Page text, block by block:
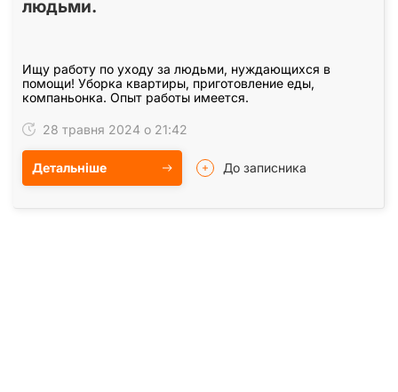
людьми.
Ищу работу по уходу за людьми, нуждающихся в
помощи! Уборка квартиры, приготовление еды,
компаньонка. Опыт работы имеется.
28 травня 2024 о 21:42
Детальніше До записника